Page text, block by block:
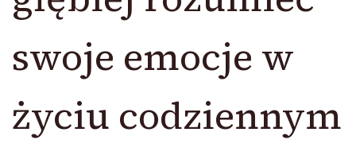
swoje emocje w
życiu codziennym